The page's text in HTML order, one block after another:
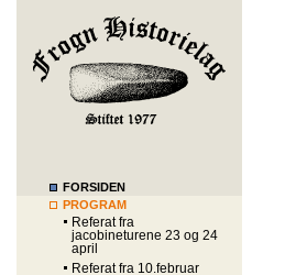
FORSIDEN
PROGRAM
Referat fra
jacobineturene 23 og 24
april
Referat fra 10.februar